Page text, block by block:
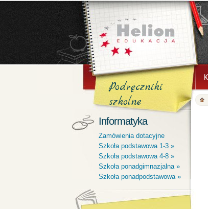
Podręczniki
szkolne
Informatyka
Zamówienia dotacyjne
Szkoła podstawowa 1-3 »
Szkoła podstawowa 4-8 »
Szkoła ponadgimnazjalna »
Szkoła ponadpodstawowa »